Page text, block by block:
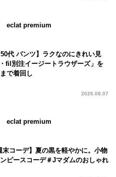
eclat premium
50代 パンツ】ラクなのにきれい見
fil別注イージートラウザーズ」を
で着回し
2026.08.07
eclat premium
末コーデ】夏の黒を軽やかに。小物
ピースコーデ＃Jマダムのおしゃれ